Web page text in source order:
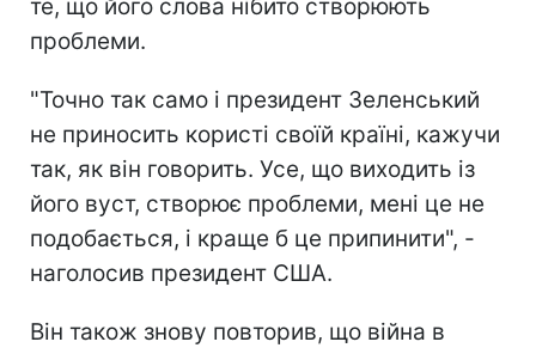
те, що його слова нібито створюють
проблеми.
"Точно так само і президент Зеленський
не приносить користі своїй країні, кажучи
так, як він говорить. Усе, що виходить із
його вуст, створює проблеми, мені це не
подобається, і краще б це припинити", -
наголосив президент США.
Він також знову повторив, що війна в